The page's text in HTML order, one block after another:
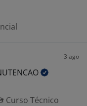
3 ago
Curso Técnico